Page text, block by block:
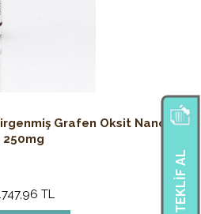
TEKLIF AL
Grafen Oksit Nanotoz
250mg
TL